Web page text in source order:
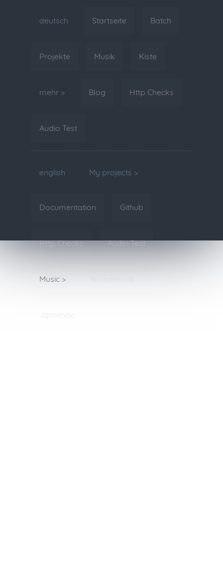
deutsch Startseite Batch
Projekte Musik Kiste
mehr > Blog Http Checks
Audio Test
english My projects >
Documentation Github
Http Checks Audio Test
Music >
Jamendo